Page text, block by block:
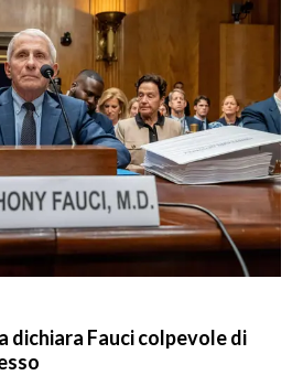
dichiara Fauci colpevole di